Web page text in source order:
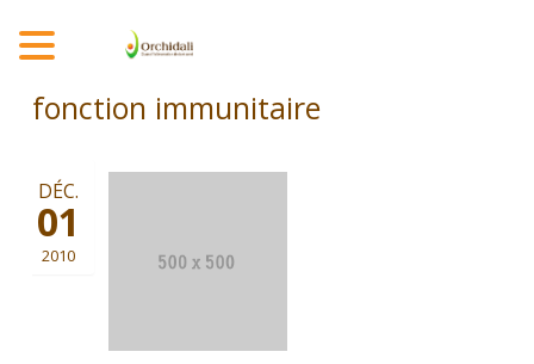
fonction immunitaire
DÉC.
01
2010